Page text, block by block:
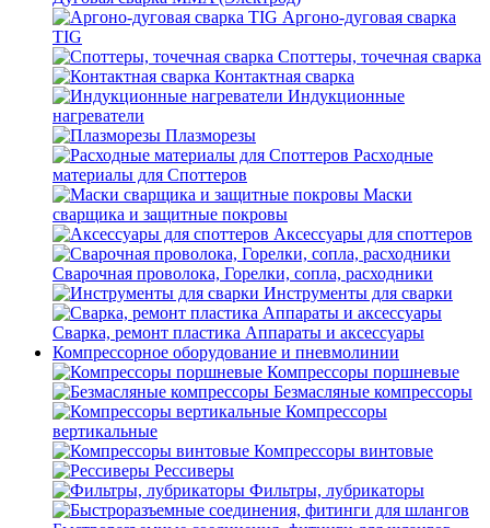
Аргоно-дуговая сварка
TIG
Споттеры, точечная сварка
Контактная сварка
Индукционные
нагреватели
Плазморезы
Расходные
материалы для Споттеров
Маски
сварщика и защитные покровы
Аксессуары для споттеров
Сварочная проволока, Горелки, сопла, расходники
Инструменты для сварки
Сварка, ремонт пластика Аппараты и аксессуары
Компрессорное оборудование и пневмолинии
Компрессоры поршневые
Безмасляные компрессоры
Компрессоры
вертикальные
Компрессоры винтовые
Рессиверы
Фильтры, лубрикаторы